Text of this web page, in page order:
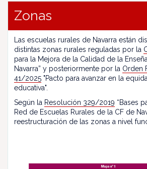
Zonas
Las escuelas rurales de Navarra están
distintas zonas rurales reguladas por la
para la Mejora de la Calidad de la
Navarra” y posteriormente por la Orden
41/2025 "Pacto para avanzar en la
educativa".
Según la Resolución 329/2019 “Bases
Red de Escuelas Rurales de la CF de
reestructuración de las zonas a nivel